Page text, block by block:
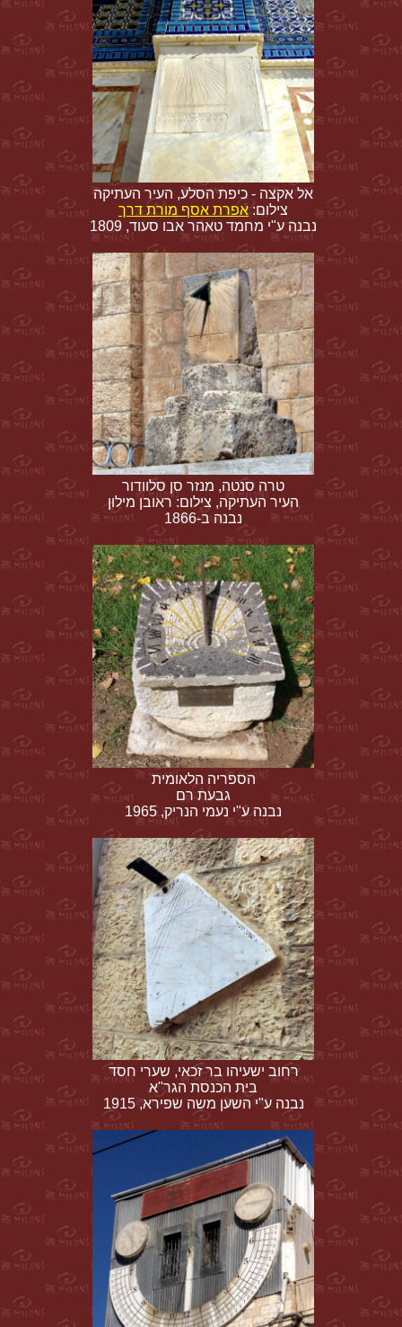
אל אקצה - כיפת הסלע, העיר העתיקה
צילום:אפרת אסף מורת דרך
נבנה ע"י מחמד טאהר אבו סעוד, 1809
טרה סנטה, מנזר סן סלוודור
העיר העתיקה, צילום: ראובן מילון
נבנה ב-1866
הספריה הלאומית
גבעת רם
נבנה ע"י נעמי הנריק, 1965
רחוב ישעיהו בר זכאי, שערי חסד
בית הכנסת הגר"א
נבנה ע"י השען משה שפירא, 1915